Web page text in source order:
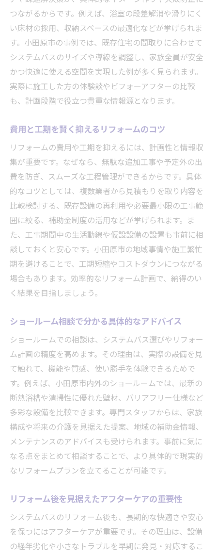
つながるからです。例えば、浴室の段差解消や滑りにく
い床材の採用、収納スペースの最適化などが挙げられま
す。小田原市の事例では、既存住宅の間取りに合わせて
システムバスのサイズや導線を調整し、家族全員が安全
かつ快適に使える空間を実現した例が多く見られます。
実際に施工した方の体験談やビフォーアフターの比較
も、計画段階で役立つ貴重な情報源となります。
費用と工期を賢く抑えるリフォームのコツ
リフォームの費用や工期を抑えるには、計画性と情報収
集が重要です。なぜなら、無駄な追加工事や予定外の出
費を防ぎ、スムーズな工程管理ができるからです。具体
的なコツとしては、複数業者から見積もりを取り内容を
比較検討する、既存設備の再利用や必要最小限の工事範
囲に絞る、補助金制度の活用などが挙げられます。ま
た、工事期間中の生活動線や仮設設備の設置も事前に相
談しておくと安心です。小田原市の地域事情や施工繁忙
期を避けることで、工期短縮やコストダウンにつながる
場合もあります。効率的なリフォーム計画で、納得のい
く結果を目指しましょう。
ショールーム相談で分かる具体的なアドバイス
ショールームでの相談は、システムバス選びやリフォー
ム計画の精度を高めます。その理由は、実際の設備を見
て触れて、機能や質感、使い勝手を体験できるためで
す。例えば、小田原市内外のショールームでは、最新の
断熱浴槽や清掃性に優れた壁材、バリアフリー仕様など
多彩な設備を比較できます。専門スタッフからは、家族
構成や将来の介護を見据えた提案、地域の補助金情報、
メンテナンスのアドバイスも受けられます。事前に気に
なる点をまとめて相談することで、より具体的で現実的
なリフォームプランを立てることが可能です。
リフォーム後を見据えたアフターケアの重要性
システムバスのリフォーム後も、長期的な快適さや安心
を保つにはアフターケアが重要です。その理由は、設備
の経年劣化や小さなトラブルを早期に発見・対応するこ